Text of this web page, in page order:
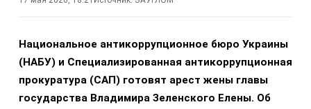
Национальное антикоррупционное бюро Украины
(НАБУ) и Специализированная антикоррупционная
прокуратура (САП) готовят арест жены главы
государства Владимира Зеленского Елены. Об